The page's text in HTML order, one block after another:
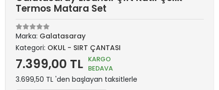
Termos Matara Set
Marka: Galatasaray
Kategori: OKUL - SIRT ÇANTASI
7.399,00 TL KARGO
BEDAVA
3.699,50 TL 'den başlayan taksitlerle